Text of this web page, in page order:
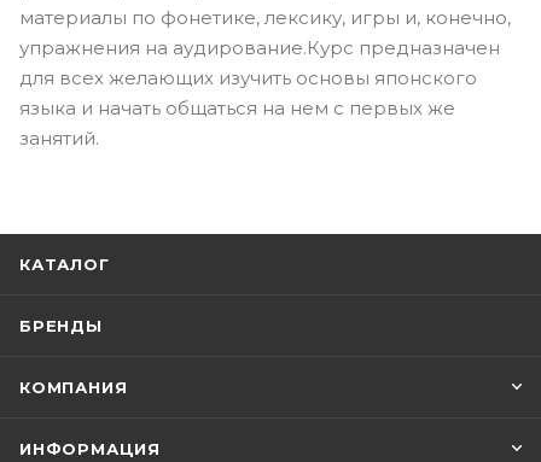
материалы по фонетике, лексику, игры и, конечно,
упражнения на аудирование.Курс предназначен
для всех желающих изучить основы японского
языка и начать общаться на нем с первых же
занятий.
КАТАЛОГ
БРЕНДЫ
КОМПАНИЯ
ИНФОРМАЦИЯ